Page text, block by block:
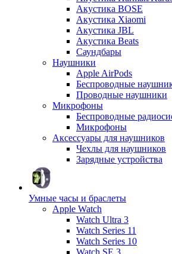
Акустика BOSE
Акустика Xiaomi
Акустика JBL
Акустика Beats
Саундбары
Наушники
Apple AirPods
Беспроводные
Проводные наушники
Микрофоны
Беспроводные
Микрофоны
Аксессуары для наушников
Чехлы для наушников
Зарядные устройства
Умные часы и браслеты
Apple Watch
Watch Ultra 3
Watch Series 11
Watch Series 10
Watch SE 3